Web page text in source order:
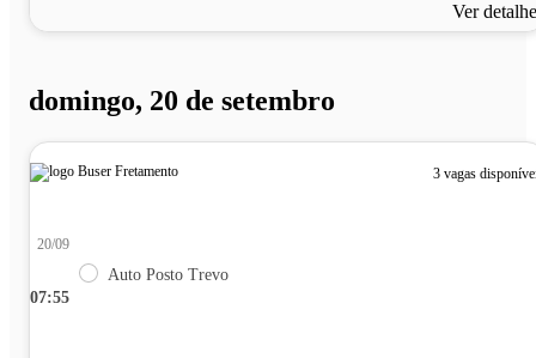
Ver
domingo, 20 de setembro
3 vagas
07:55
20/09
Auto Posto Trevo